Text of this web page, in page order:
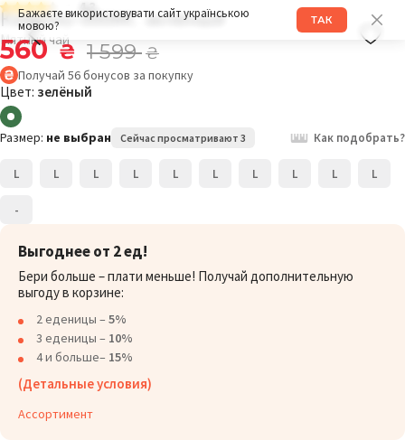
Бажаєте використовувати сайт українською
мовою?
ТАК
4.3
Кимоно 000MC зелёный
Мятный чай
560₴ 1 599₴
Получай 56бонусов за покупку
Цвет: зелёный
Размер: не выбран Сейчас просматривают 3 Как подобрать?
L L L L L L L L L L
-
Выгоднее от 2 ед!
Бери больше – плати меньше! Получай дополнительную
выгоду в корзине:
2 еденицы – 5%
3 еденицы – 10%
4 и больше– 15%
(Детальные условия)
Ассортимент